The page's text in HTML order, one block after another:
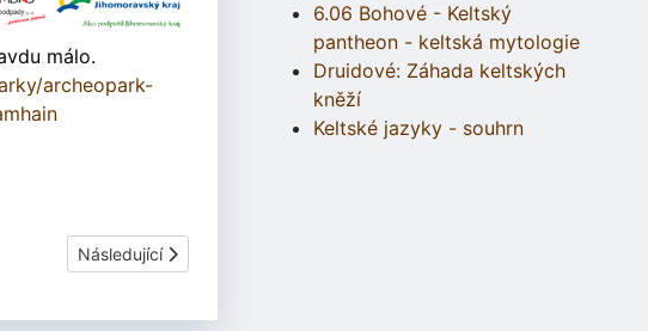
málo.
archeopark-
Další článek: Termíny brigád v Isarnu
Následující
6.06 Bohové - Keltský
pantheon - keltská mytologie
Druidové: Záhada keltských
kněží
Keltské jazyky - souhrn